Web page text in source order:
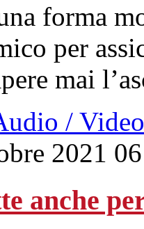
forma
per
mai
/
2021
anche